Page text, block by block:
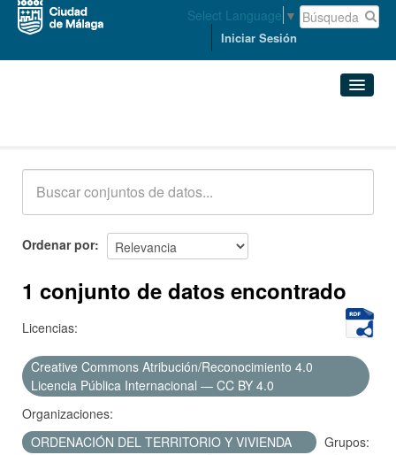
Select Language ▼
Iniciar Sesión
Acerca de
Ordenar por
1 conjunto de datos encontrado
Licencias:
Creative Commons Atribución/Reconocimiento 4.0
Licencia Pública Internacional — CC BY 4.0
Organizaciones:
ORDENACIÓN DEL TERRITORIO Y VIVIENDA
Grupos: